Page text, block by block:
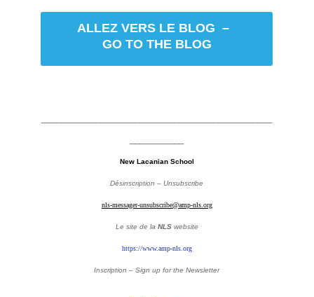
ALLEZ VERS LE BLOG –
GO TO THE BLOG
New Lacanian School
Désinscription – Unsubscribe
nls-messager-unsubscribe@amp-nls.org
Le site de la NLSwebsite
https://www.amp-nls.org
Inscription – Sign upfor the Newsletter